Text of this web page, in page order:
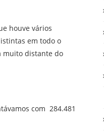
houve vários
em todo o
muito distante do
com 284.481